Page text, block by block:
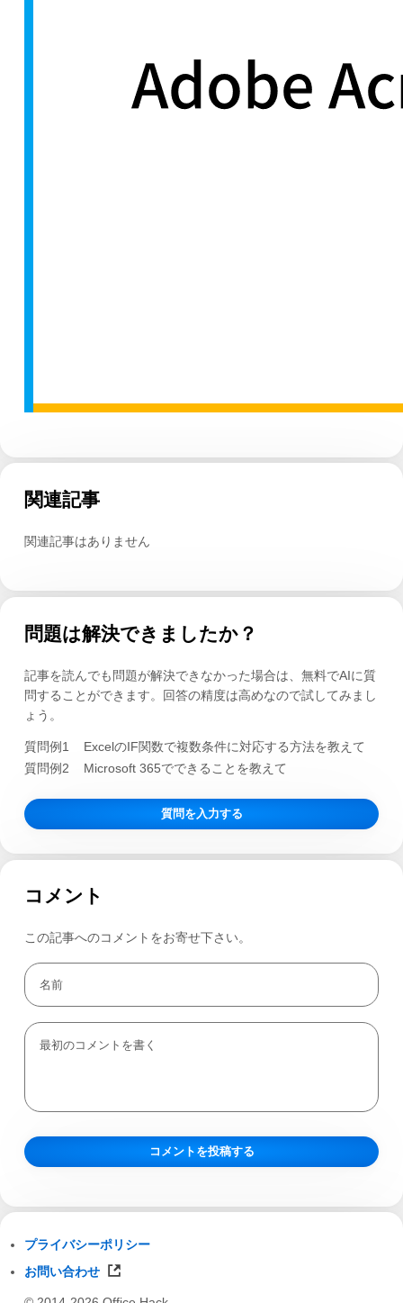
関連記事
関連記事はありません
問題は解決できましたか？
記事を読んでも問題が解決できなかった場合は、無料でAIに質
問することができます。回答の精度は高めなので試してみまし
ょう。
質問例1
ExcelのIF関数で複数条件に対応する方法を教えて
質問例2
Microsoft 365でできることを教えて
質問を入力する
コメント
この記事へのコメントをお寄せ下さい。
プライバシーポリシー
お問い合わせ